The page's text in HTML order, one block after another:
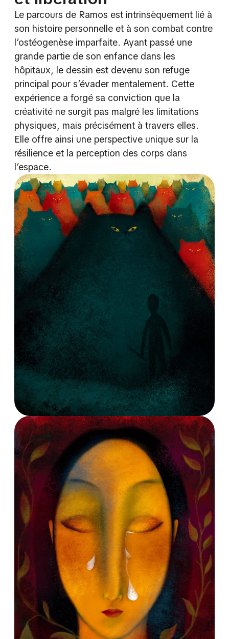
Le parcours de Ramos est intrinsèquement lié à
son histoire personnelle et à son combat contre
l’ostéogenèse imparfaite. Ayant passé une
grande partie de son enfance dans les
hôpitaux, le dessin est devenu son refuge
principal pour s’évader mentalement. Cette
expérience a forgé sa conviction que la
créativité ne surgit pas malgré les limitations
physiques, mais précisément à travers elles.
Elle offre ainsi une perspective unique sur la
résilience et la perception des corps dans
l’espace.